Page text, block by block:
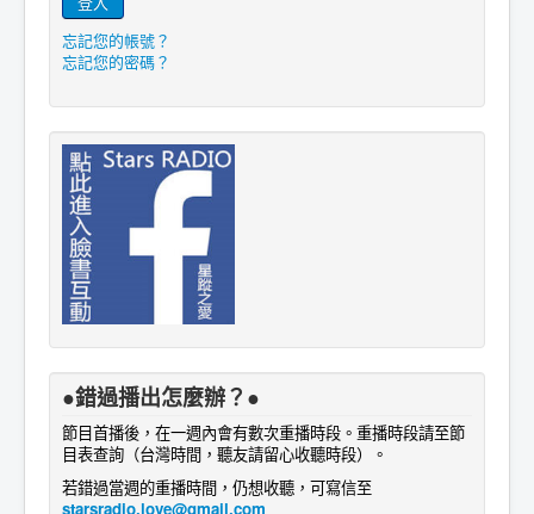
忘記您的帳號？
忘記您的密碼？
●錯過播出怎麼辦？●
節目首播後，在一週內會有數次重播時段。重播時段請至節
目表查詢 （台灣時間，聽友請留心收聽時段）
。
若錯過當週的重播時間，仍想收聽，可寫信至
starsradio.love@gmail.com